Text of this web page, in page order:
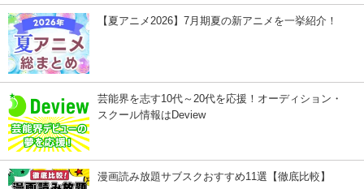
【夏アニメ2026】7月期夏の新アニメを一挙紹介！
芸能界を志す10代～20代を応援！オーディション・
スクール情報はDeview
漫画読み放題サブスクおすすめ11選【徹底比較】